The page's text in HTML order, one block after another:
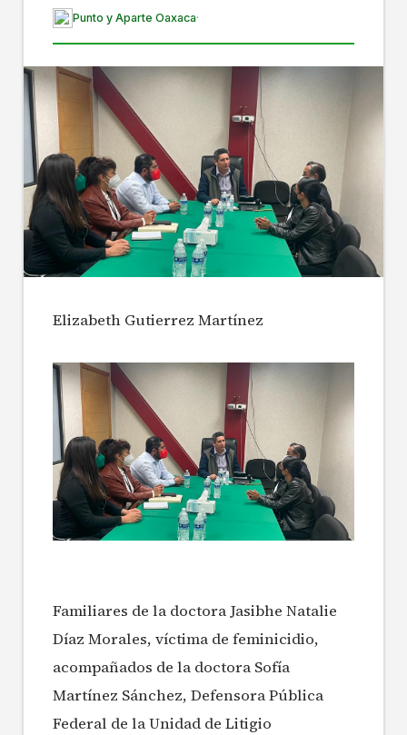
Punto y Aparte Oaxaca·
Elizabeth Gutierrez Martínez
Familiares de la doctora Jasibhe Natalie
Díaz Morales, víctima de feminicidio,
acompañados de la doctora Sofía
Martínez Sánchez, Defensora Pública
Federal de la Unidad de Litigio